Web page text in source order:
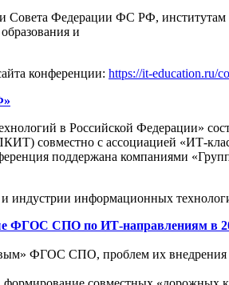
Федерации ФС РФ, институтам
и
конференции: https://it-education.ru/
в Российской Федерации»
совместно с ассоциацией «ИТ-
поддержана компаниями
информационных
ФГОС СПО по ИТ-направлениям в
ФГОС СПО, проблем их внедрения